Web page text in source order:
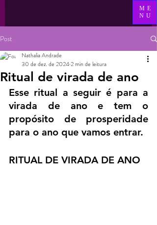
ME
NU
Post
Ritual de virada de ano
Nathalia Andrade
30 de dez. de 20242 min de leitura
Esse ritual a seguir é para a
virada de ano e tem o
propósito de prosperidade
para o ano que vamos entrar.
RITUAL DE VIRADA DE ANO